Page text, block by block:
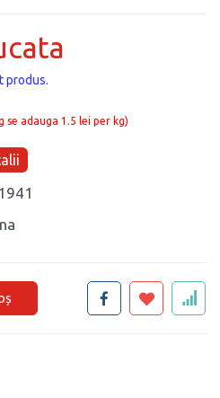
/bucata
produs.
se adauga 1.5 lei per kg)